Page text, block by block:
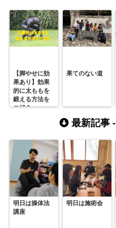
【脚やせに効
果あり】効果
的に太ももを
鍛える方法を
ご紹介
果てのない道
最新記事 -
明日は操体法
講座
明日は施術会